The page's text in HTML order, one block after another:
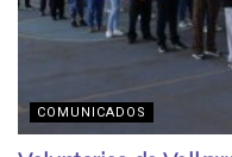
COMUNICADOS